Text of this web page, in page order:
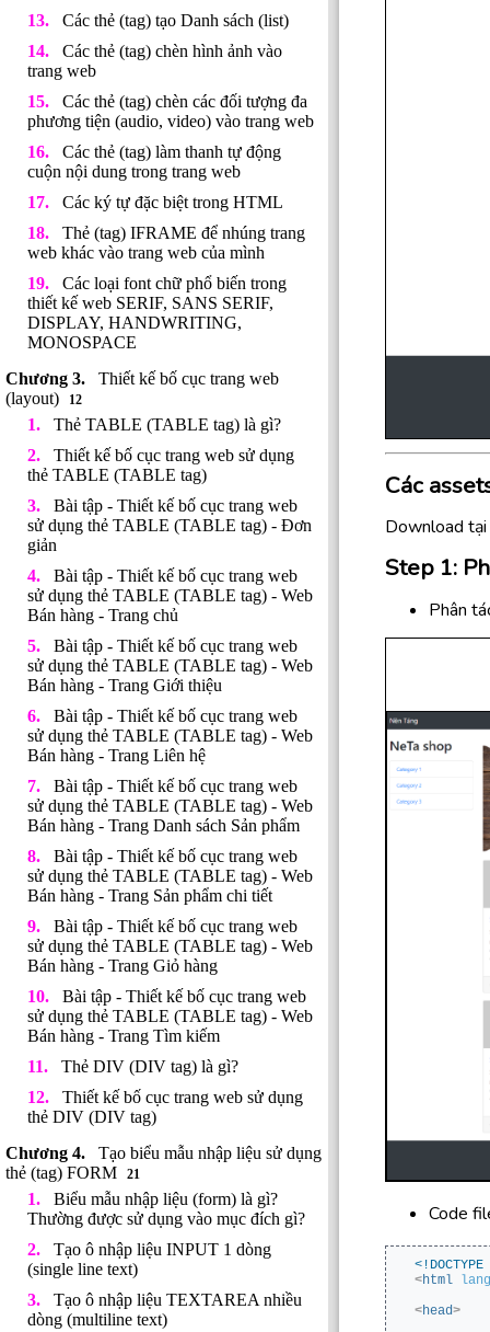
Các thẻ (tag) tạo Danh sách (list)
Các thẻ (tag) chèn hình ảnh vào
trang web
Các thẻ (tag) chèn các đối tượng đa
phương tiện (audio, video) vào trang web
Các thẻ (tag) làm thanh tự động
cuộn nội dung trong trang web
Các ký tự đặc biệt trong HTML
Thẻ (tag) IFRAME để nhúng trang
web khác vào trang web của mình
Các loại font chữ phổ biến trong
thiết kế web SERIF, SANS SERIF,
DISPLAY, HANDWRITING,
MONOSPACE
Thiết kế bố cục trang web
(layout)
12
Thẻ TABLE (TABLE tag) là gì?
Thiết kế bố cục trang web sử dụng
thẻ TABLE (TABLE tag)
Bài tập - Thiết kế bố cục trang web
sử dụng thẻ TABLE (TABLE tag) - Đơn
giản
Bài tập - Thiết kế bố cục trang web
sử dụng thẻ TABLE (TABLE tag) - Web
Bán hàng - Trang chủ
Bài tập - Thiết kế bố cục trang web
sử dụng thẻ TABLE (TABLE tag) - Web
Bán hàng - Trang Giới thiệu
Bài tập - Thiết kế bố cục trang web
sử dụng thẻ TABLE (TABLE tag) - Web
Bán hàng - Trang Liên hệ
Bài tập - Thiết kế bố cục trang web
sử dụng thẻ TABLE (TABLE tag) - Web
Bán hàng - Trang Danh sách Sản phẩm
Bài tập - Thiết kế bố cục trang web
sử dụng thẻ TABLE (TABLE tag) - Web
Bán hàng - Trang Sản phẩm chi tiết
Bài tập - Thiết kế bố cục trang web
sử dụng thẻ TABLE (TABLE tag) - Web
Bán hàng - Trang Giỏ hàng
Bài tập - Thiết kế bố cục trang web
sử dụng thẻ TABLE (TABLE tag) - Web
Bán hàng - Trang Tìm kiếm
Thẻ DIV (DIV tag) là gì?
Thiết kế bố cục trang web sử dụng
thẻ DIV (DIV tag)
Tạo biểu mẫu nhập liệu sử dụng
thẻ (tag) FORM
21
Biểu mẫu nhập liệu (form) là gì?
Thường được sử dụng vào mục đích gì?
Tạo ô nhập liệu INPUT 1 dòng
(single line text)
Tạo ô nhập liệu TEXTAREA nhiều
dòng (multiline text)
Các
Download
Step 1:
Phân
Code
<html lang
<head>